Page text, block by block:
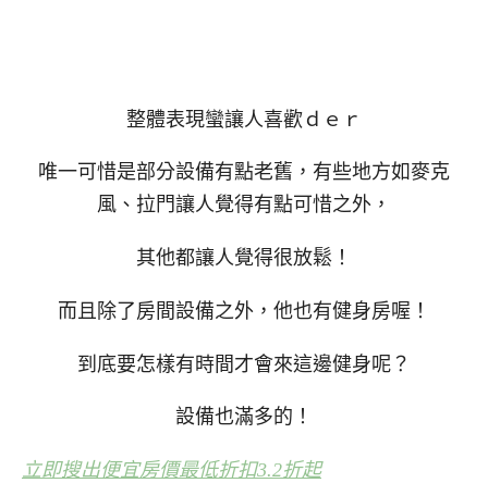
整體表現蠻讓人喜歡ｄｅｒ
唯一可惜是部分設備有點老舊，有些地方如麥克
風、拉門讓人覺得有點可惜之外，
其他都讓人覺得很放鬆！
而且除了房間設備之外，他也有健身房喔！
到底要怎樣有時間才會來這邊健身呢？
設備也滿多的！
立即搜出便宜房價最低折扣3.2折起